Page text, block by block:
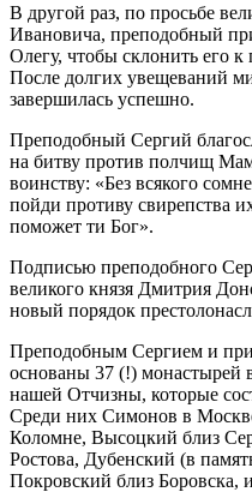
В другой раз, по просьбе
Ивановича, преподобный
Олегу, чтобы склонить его
После долгих увещеваний
завершилась успешно.
Преподобный Сергий
на битву против полчищ
воинству: «Без всякого
пойди противу свирепства
поможет ти Бог».
Подписью преподобного
великого князя Дмитрия
новый порядок
Преподобным Сергием и
основаны 37 (!) монастырей
нашей Отчизны, которые
Среди них Симонов в
Коломне, Высоцкий близ
Ростова, Дубенский (в
Покровский близ Боровска,